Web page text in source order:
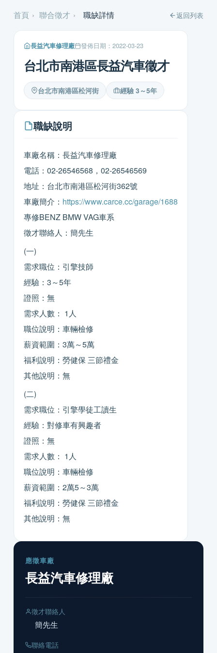
首頁 › 聯合徵才 › 職缺詳情 返回列表
長益汽車修理廠 發佈日期：2022-03-23
台北市南港區長益汽車徵才
台北市南港區松河街 經驗 3～5年
職缺說明
車廠名稱：長益汽車修理廠
電話：02-26546568，02-26546569
地址：台北市南港區松河街362號
車廠簡介： https://www.carce.cc/garage/1688
專修BENZ BMW VAG車系
徵才聯絡人：簡先生
(一)
需求職位：引擎技師
經驗：3～5年
證照：無
需求人數： 1人
職位說明：車輛檢修
薪資範圍：3萬～5萬
福利說明：勞健保 三節禮金
其他說明：無
(二)
需求職位：引擎學徒工讀生
經驗：對修車有興趣者
證照：無
需求人數： 1人
職位說明：車輛檢修
薪資範圍：2萬5～3萬
福利說明：勞健保 三節禮金
其他說明：無
應徵車廠
長益汽車修理廠
徵才聯絡人
簡先生
聯絡電話